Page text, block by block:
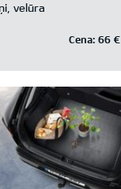
velūra
Cena: 66 €